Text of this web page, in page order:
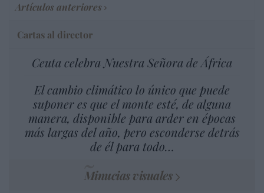
Artículos anteriores
Cartas al director
Ceuta celebra Nuestra Señora de África
El cambio climático lo único que puede
suponer es que el monte esté, de alguna
manera, disponible para arder en épocas
más largas del año, pero esconderse detrás
de él para todo…
Minucias visuales